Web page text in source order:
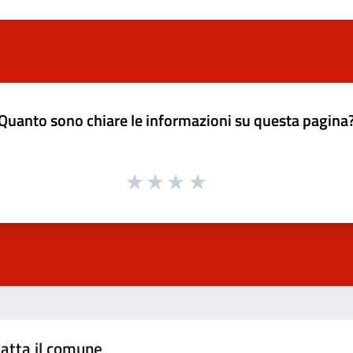
sono chiare le informazioni su questa
il comune